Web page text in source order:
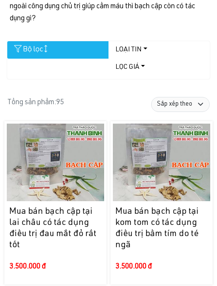
ngoài công dụng chủ trị giúp cầm máu thì bạch cập còn có tác
dụng gì?
Bộ lọc LOẠI TIN
LỌC GIÁ
Tổng sản phẩm:95
Mua bán bạch cập tại
lai châu có tác dụng
điều trị đau mắt đỏ rất
tốt
3.500.000 đ
Mua bán bạch cập tại
kom tom có tác dụng
điều trị bầm tím do té
ngã
3.500.000 đ